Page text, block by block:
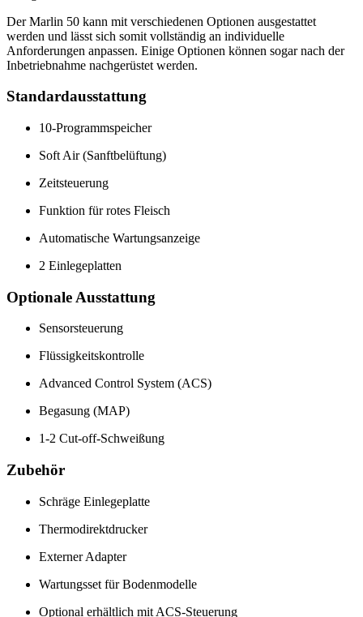
Der Marlin 50 kann mit verschiedenen Optionen ausgestattet
werden und lässt sich somit vollständig an individuelle
Anforderungen anpassen. Einige Optionen können sogar nach der
Inbetriebnahme nachgerüstet werden.
Standardausstattung
10-Programmspeicher
Soft Air (Sanftbelüftung)
Zeitsteuerung
Funktion für rotes Fleisch
Automatische Wartungsanzeige
2 Einlegeplatten
Optionale Ausstattung
Sensorsteuerung
Flüssigkeitskontrolle
Advanced Control System (ACS)
Begasung (MAP)
1-2 Cut-off-Schweißung
Zubehör
Schräge Einlegeplatte
Thermodirektdrucker
Externer Adapter
Wartungsset für Bodenmodelle
Optional erhältlich mit ACS-Steuerung